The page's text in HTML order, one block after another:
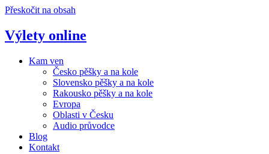
Přeskočit na obsah
Výlety online
Kam ven
Česko pěšky a na kole
Slovensko pěšky a na kole
Rakousko pěšky a na kole
Evropa
Oblasti v Česku
Audio průvodce
Blog
Kontakt